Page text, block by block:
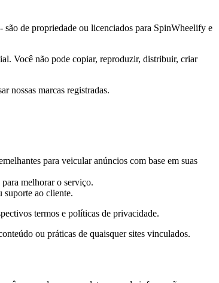
de propriedade ou licenciados para SpinWheelify e
Você não pode copiar, reproduzir, distribuir, criar
nossas marcas registradas.
para veicular anúncios com base em suas
melhorar o serviço.
suporte ao cliente.
termos e políticas de privacidade.
ou práticas de quaisquer sites vinculados.